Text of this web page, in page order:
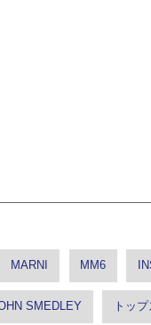
MARNI MM6
SMEDLEY トップ